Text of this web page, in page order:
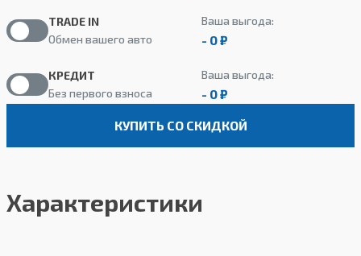
TRADE IN
Обмен вашего авто
Ваша выгода:
- 0 ₽
КРЕДИТ
Без первого взноса
Ваша выгода:
- 0 ₽
КУПИТЬ СО СКИДКОЙ
Характеристики